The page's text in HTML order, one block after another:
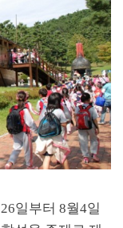
26일부터 8월4일